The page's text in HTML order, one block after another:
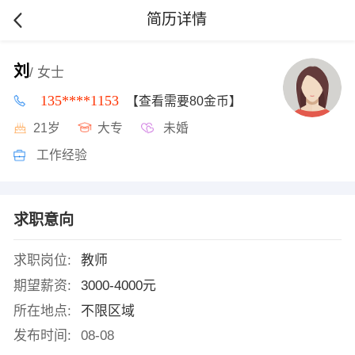
简历详情
刘 / 女士
135****1153 【查看需要80金币】
21岁 大专 未婚
工作经验
求职意向
求职岗位:
教师
期望薪资:
3000-4000元
所在地点:
不限区域
发布时间:
08-08